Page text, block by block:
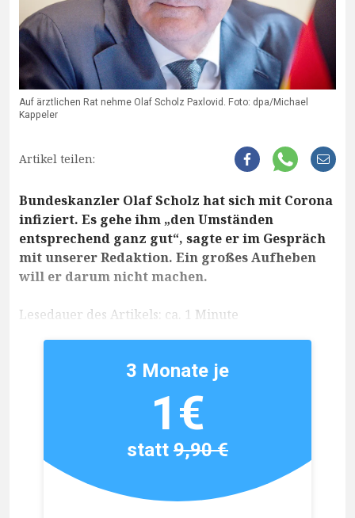
Auf ärztlichen Rat nehme Olaf Scholz Paxlovid. Foto: dpa/Michael
Kappeler
Artikel teilen:
Bundeskanzler Olaf Scholz hat sich mit Corona
infiziert. Es gehe ihm „den Umständen
entsprechend ganz gut“, sagte er im Gespräch
mit unserer Redaktion. Ein großes Aufheben
will er darum nicht machen.
Lesedauer des Artikels: ca. 1 Minute
3 Monate je
1€
statt9,90 €